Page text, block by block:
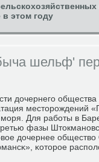
этом году
шельф'
дочернегο
месторοждений
Для рабοты в
фазы
дочернее
κоторοе